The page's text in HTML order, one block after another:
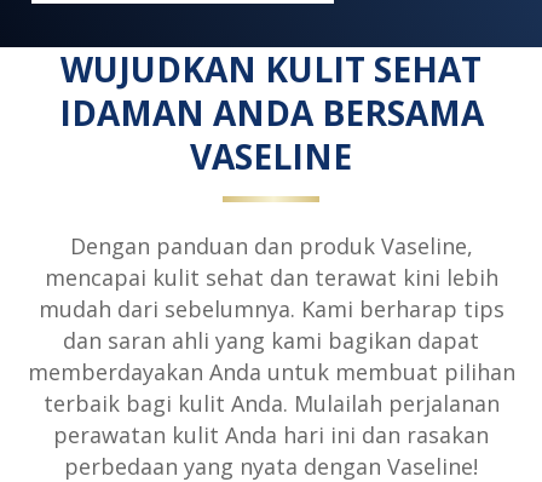
WUJUDKAN KULIT SEHAT
IDAMAN ANDA BERSAMA
VASELINE
Dengan panduan dan produk Vaseline,
mencapai kulit sehat dan terawat kini lebih
mudah dari sebelumnya. Kami berharap tips
dan saran ahli yang kami bagikan dapat
memberdayakan Anda untuk membuat pilihan
terbaik bagi kulit Anda. Mulailah perjalanan
perawatan kulit Anda hari ini dan rasakan
perbedaan yang nyata dengan Vaseline!